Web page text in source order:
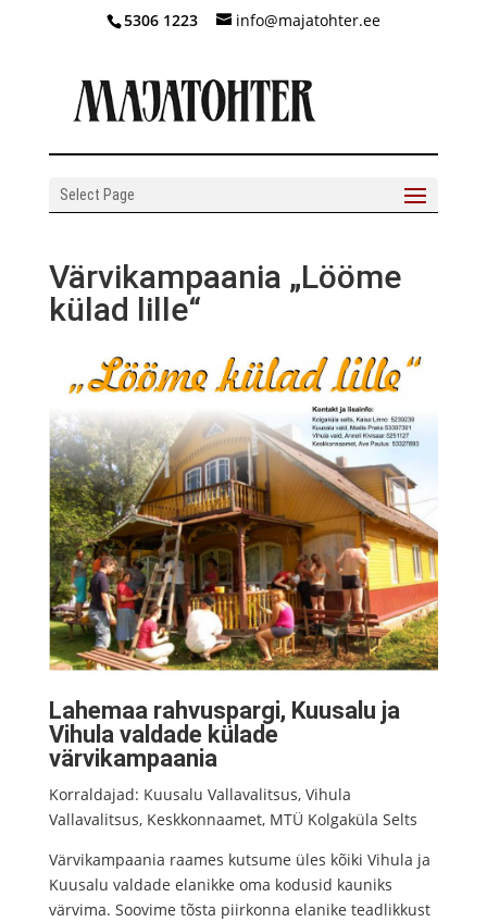
5306 1223 info@majatohter.ee
Select Page
Värvikampaania „Lööme
külad lille“
Lahemaa rahvuspargi, Kuusalu ja
Vihula valdade külade
värvikampaania
Korraldajad: Kuusalu Vallavalitsus, Vihula
Vallavalitsus, Keskkonnaamet, MTÜ Kolgaküla Selts
Värvikampaania raames kutsume üles kõiki Vihula ja
Kuusalu valdade elanikke oma kodusid kauniks
värvima. Soovime tõsta piirkonna elanike teadlikkust